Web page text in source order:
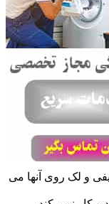
و لک روی آنها می